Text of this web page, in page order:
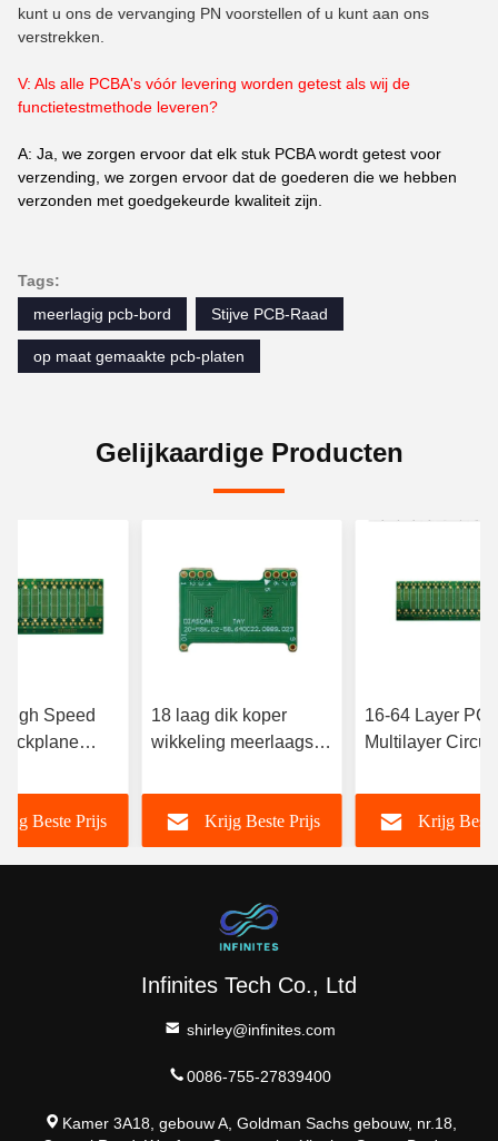
kunt u ons de vervanging PN voorstellen of u kunt aan ons
verstrekken.
V: Als alle PCBA's vóór levering worden getest als wij de
functietestmethode leveren?
A: Ja, we zorgen ervoor dat elk stuk PCBA wordt getest voor
verzending, we zorgen ervoor dat de goederen die we hebben
verzonden met goedgekeurde kwaliteit zijn.
Tags:
meerlagig pcb-bord
Stijve PCB-Raad
op maat gemaakte pcb-platen
Gelijkaardige Producten
Speed
Beste Prijs
18 laag dik koper
wikkeling meerlaagse
Krijg Beste Prijs
16-64 Layer
Multilayer Circuit
Artificiële
5g
Krijg
Infinites Tech Co., Ltd
shirley@infinites.com
0086-755-27839400
Kamer 3A18, gebouw A, Goldman Sachs gebouw, nr.18,